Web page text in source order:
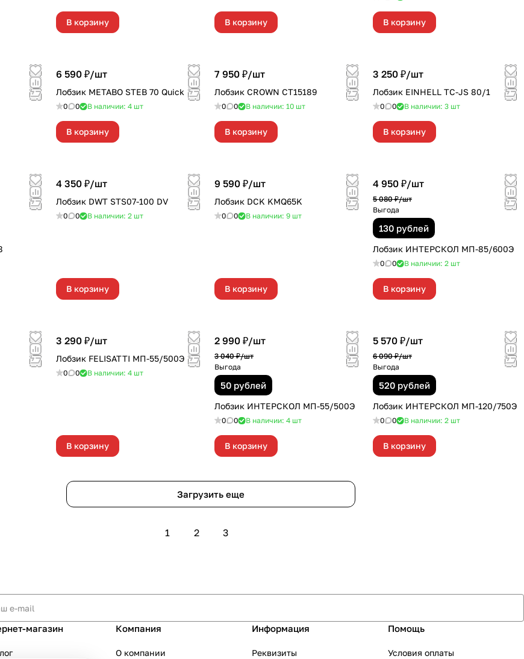
В корзину В корзину В корзину
6 590 ₽/шт
Лобзик METABO STEB 70 Quick
0 0 В наличии: 4 шт
В корзину
7 950 ₽/шт
Лобзик CROWN CT15189
0 0 В наличии: 10 шт
В корзину
3 250 ₽/шт
Лобзик EINHELL TC-JS 80/1
0 0 В наличии: 3 шт
В корзину
4 350 ₽/шт
Лобзик DWT STS07-100 DV
0 0 В наличии: 2 шт
В корзину
9 590 ₽/шт
Лобзик DCK KMQ65K
0 0 В наличии: 9 шт
В корзину
4 950 ₽/шт
5 080 ₽/шт
Выгода
130 рублей
Лобзик ИНТЕРСКОЛ МП-85/600Э
0 0 В наличии: 2 шт
В корзину
3 290 ₽/шт
Лобзик FELISATTI МП-55/500Э
0 0 В наличии: 4 шт
В корзину
2 990 ₽/шт
3 040 ₽/шт
Выгода
50 рублей
Лобзик ИНТЕРСКОЛ МП-55/500Э
0 0 В наличии: 4 шт
В корзину
5 570 ₽/шт
6 090 ₽/шт
Выгода
520 рублей
Лобзик ИНТЕРСКОЛ МП-120/750Э
0 0 В наличии: 2 шт
В корзину
Загрузить еще
1 2 3
магазин Компания
О компании
Информация
Реквизиты
Помощь
Условия оплаты